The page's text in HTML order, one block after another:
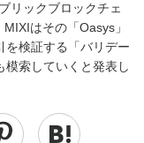
リックブロックチェ
はその「Oasys」
を検証する「バリデー
模索していくと発表し